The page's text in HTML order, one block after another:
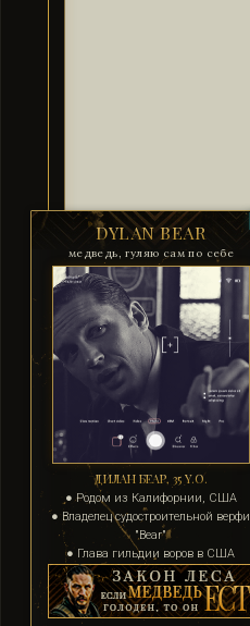
DYLAN BEAR
медведь, гуляю сам по себе
ДИЛАН БЕАР, 35 Y.O.
● Родом из Калифорнии, США
● Владелец судостроительной верфи
"Bear"
● Глава гильдии воров в США